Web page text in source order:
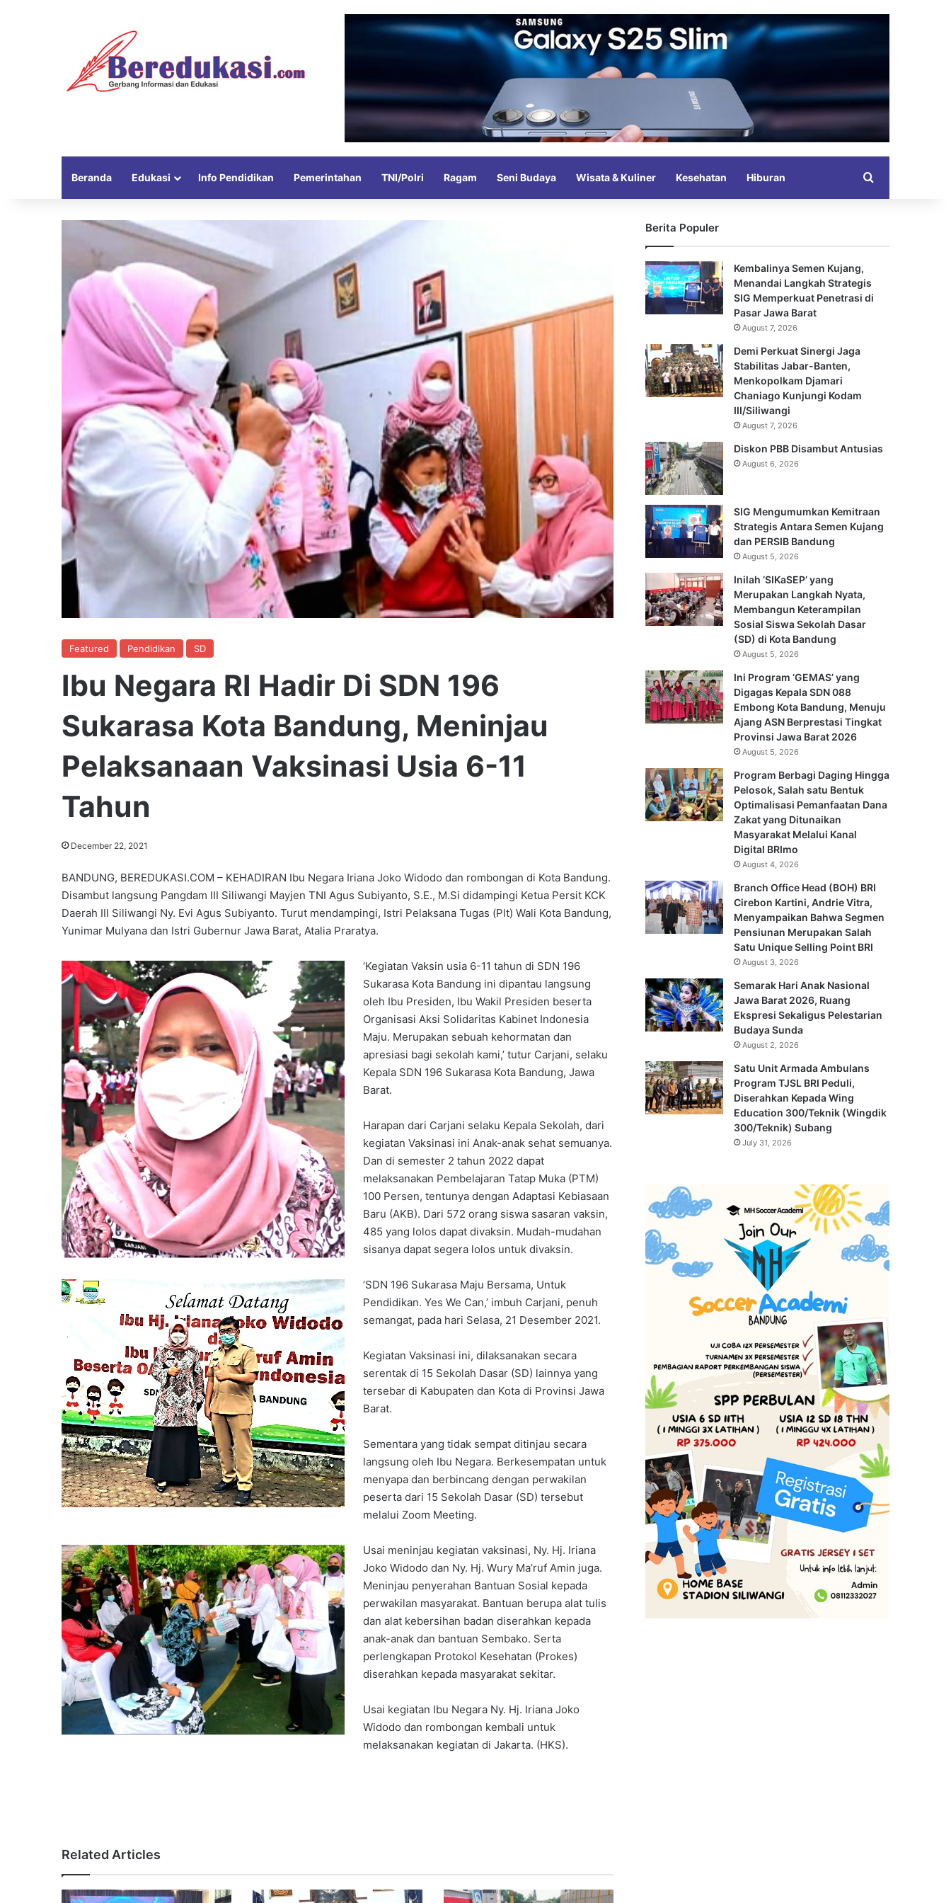
Beranda Edukasi Info Pendidikan Pemerintahan TNI/Polri Ragam Seni Budaya Wisata & Kuliner Kesehatan Hiburan
Featured Pendidikan SD
Ibu Negara RI Hadir Di SDN 196
Sukarasa Kota Bandung, Meninjau
Pelaksanaan Vaksinasi Usia 6-11
Tahun
December 22, 2021
BANDUNG, BEREDUKASI.COM – KEHADIRAN Ibu Negara Iriana Joko Widodo dan rombongan di Kota Bandung.
Disambut langsung Pangdam III Siliwangi Mayjen TNI Agus Subiyanto, S.E., M.Si didampingi Ketua Persit KCK
Daerah III Siliwangi Ny. Evi Agus Subiyanto. Turut mendampingi, Istri Pelaksana Tugas (Plt) Wali Kota Bandung,
Yunimar Mulyana dan Istri Gubernur Jawa Barat, Atalia Praratya.
‘Kegiatan Vaksin usia 6-11 tahun di SDN 196
Sukarasa Kota Bandung ini dipantau langsung
oleh Ibu Presiden, Ibu Wakil Presiden beserta
Organisasi Aksi Solidaritas Kabinet Indonesia
Maju. Merupakan sebuah kehormatan dan
apresiasi bagi sekolah kami,’ tutur Carjani, selaku
Kepala SDN 196 Sukarasa Kota Bandung, Jawa
Barat.
Harapan dari Carjani selaku Kepala Sekolah, dari
kegiatan Vaksinasi ini Anak-anak sehat semuanya.
Dan di semester 2 tahun 2022 dapat
melaksanakan Pembelajaran Tatap Muka (PTM)
100 Persen, tentunya dengan Adaptasi Kebiasaan
Baru (AKB). Dari 572 orang siswa sasaran vaksin,
485 yang lolos dapat divaksin. Mudah-mudahan
sisanya dapat segera lolos untuk divaksin.
‘SDN 196 Sukarasa Maju Bersama, Untuk
Pendidikan. Yes We Can,’ imbuh Carjani, penuh
semangat, pada hari Selasa, 21 Desember 2021.
Kegiatan Vaksinasi ini, dilaksanakan secara
serentak di 15 Sekolah Dasar (SD) lainnya yang
tersebar di Kabupaten dan Kota di Provinsi Jawa
Barat.
Sementara yang tidak sempat ditinjau secara
langsung oleh Ibu Negara. Berkesempatan untuk
menyapa dan berbincang dengan perwakilan
peserta dari 15 Sekolah Dasar (SD) tersebut
melalui Zoom Meeting.
Usai meninjau kegiatan vaksinasi, Ny. Hj. Iriana
Joko Widodo dan Ny. Hj. Wury Ma’ruf Amin juga.
Meninjau penyerahan Bantuan Sosial kepada
perwakilan masyarakat. Bantuan berupa alat tulis
dan alat kebersihan badan diserahkan kepada
anak-anak dan bantuan Sembako. Serta
perlengkapan Protokol Kesehatan (Prokes)
diserahkan kepada masyarakat sekitar.
Usai kegiatan Ibu Negara Ny. Hj. Iriana Joko
Widodo dan rombongan kembali untuk
melaksanakan kegiatan di Jakarta. (HKS).
Related Articles
Berita Populer
Kembalinya Semen Kujang,
Menandai Langkah Strategis
SIG Memperkuat Penetrasi di
Pasar Jawa Barat
August 7, 2026
Demi Perkuat Sinergi Jaga
Stabilitas Jabar-Banten,
Menkopolkam Djamari
Chaniago Kunjungi Kodam
III/Siliwangi
August 7, 2026
Diskon PBB Disambut Antusias
August 6, 2026
SIG Mengumumkan Kemitraan
Strategis Antara Semen Kujang
dan PERSIB Bandung
August 5, 2026
Inilah ‘SIKaSEP’ yang
Merupakan Langkah Nyata,
Membangun Keterampilan
Sosial Siswa Sekolah Dasar
(SD) di Kota Bandung
August 5, 2026
Ini Program ‘GEMAS’ yang
Digagas Kepala SDN 088
Embong Kota Bandung, Menuju
Ajang ASN Berprestasi Tingkat
Provinsi Jawa Barat 2026
August 5, 2026
Program Berbagi Daging Hingga
Pelosok, Salah satu Bentuk
Optimalisasi Pemanfaatan Dana
Zakat yang Ditunaikan
Masyarakat Melalui Kanal
Digital BRImo
August 4, 2026
Branch Office Head (BOH) BRI
Cirebon Kartini, Andrie Vitra,
Menyampaikan Bahwa Segmen
Pensiunan Merupakan Salah
Satu Unique Selling Point BRI
August 3, 2026
Semarak Hari Anak Nasional
Jawa Barat 2026, Ruang
Ekspresi Sekaligus Pelestarian
Budaya Sunda
August 2, 2026
Satu Unit Armada Ambulans
Program TJSL BRI Peduli,
Diserahkan Kepada Wing
Education 300/Teknik (Wingdik
300/Teknik) Subang
July 31, 2026